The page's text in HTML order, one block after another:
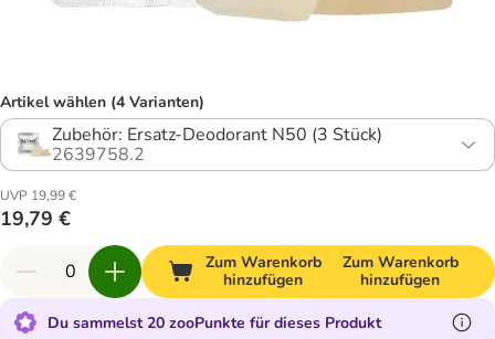
Artikel wählen (4 Varianten)
Zubehör: Ersatz-Deodorant N50 (3 Stück)
2639758.2
UVP 19,99 €
19,79 €
Zum Warenkorb
hinzufügen
Zum Warenkorb
hinzufügen
Du sammelst 20 zooPunkte für dieses Produkt